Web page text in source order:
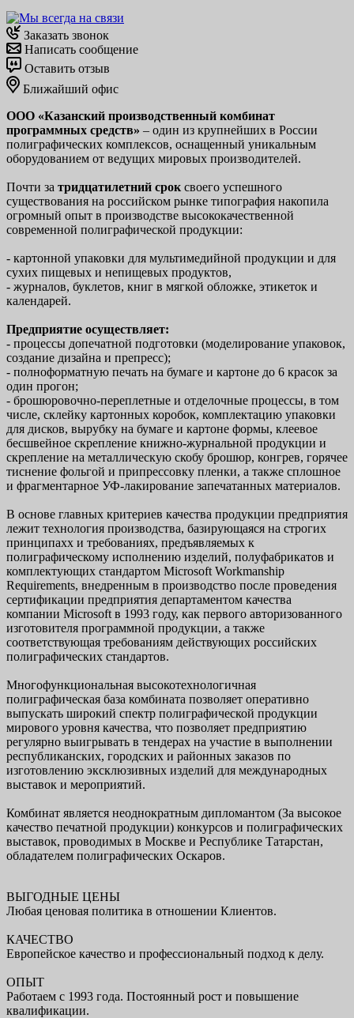
Заказать звонок
Написать сообщение
Оставить отзыв
Ближайший офис
ООО «Казанский производственный комбинат
программных средств» – один из крупнейших в России
полиграфических комплексов, оснащенный уникальным
оборудованием от ведущих мировых производителей.
Почти за тридцатилетний срок своего успешного
существования на российском рынке типография накопила
огромный опыт в производстве высококачественной
современной полиграфической продукции:
- картонной упаковки для мультимедийной продукции и для
сухих пищевых и непищевых продуктов,
- журналов, буклетов, книг в мягкой обложке, этикеток и
календарей.
Предприятие осуществляет:
- процессы допечатной подготовки (моделирование упаковок,
создание дизайна и препресс);
- полноформатную печать на бумаге и картоне до 6 красок за
один прогон;
- брошюровочно-переплетные и отделочные процессы, в том
числе, склейку картонных коробок, комплектацию упаковки
для дисков, вырубку на бумаге и картоне формы, клеевое
бесшвейное скрепление книжно-журнальной продукции и
скрепление на металлическую скобу брошюр, конгрев, горячее
тиснение фольгой и припрессовку пленки, а также сплошное
и фрагментарное УФ-лакирование запечатанных материалов.
В основе главных критериев качества продукции предприятия
лежит технология производства, базирующаяся на строгих
принципахх и требованиях, предъявляемых к
полиграфическому исполнению изделий, полуфабрикатов и
комплектующих стандартом Microsoft Workmanship
Requirements, внедренным в производство после проведения
сертификации предприятия департаментом качества
компании Microsoft в 1993 году, как первого авторизованного
изготовителя программной продукции, а также
соответствующая требованиям действующих российских
полиграфических стандартов.
Многофункциональная высокотехнологичная
полиграфическая база комбината позволяет оперативно
выпускать широкий спектр полиграфической продукции
мирового уровня качества, что позволяет предприятию
регулярно выигрывать в тендерах на участие в выполнении
республиканских, городских и районных заказов по
изготовлению эксклюзивных изделий для международных
выставок и мероприятий.
Комбинат является неоднократным дипломантом (За высокое
качество печатной продукции) конкурсов и полиграфических
выставок, проводимых в Москве и Республике Татарстан,
обладателем полиграфических Оскаров.
ВЫГОДНЫЕ ЦЕНЫ
Любая ценовая политика в отношении Клиентов.
КАЧЕСТВО
Европейское качество и профессиональный подход к делу.
ОПЫТ
Работаем с 1993 года. Постоянный рост и повышение
квалификации.